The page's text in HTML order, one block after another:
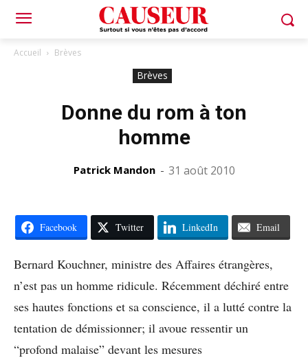
Accueil Brèves
Brèves
Donne du rom à ton
homme
Patrick Mandon - 31 août 2010
Facebook Twitter LinkedIn Email
Bernard Kouchner, ministre des Affaires étrangères,
n’est pas un homme ridicule. Récemment déchiré entre
ses hautes fonctions et sa conscience, il a lutté contre la
tentation de démissionner; il avoue ressentir un
“profond malaise” devant les mesures